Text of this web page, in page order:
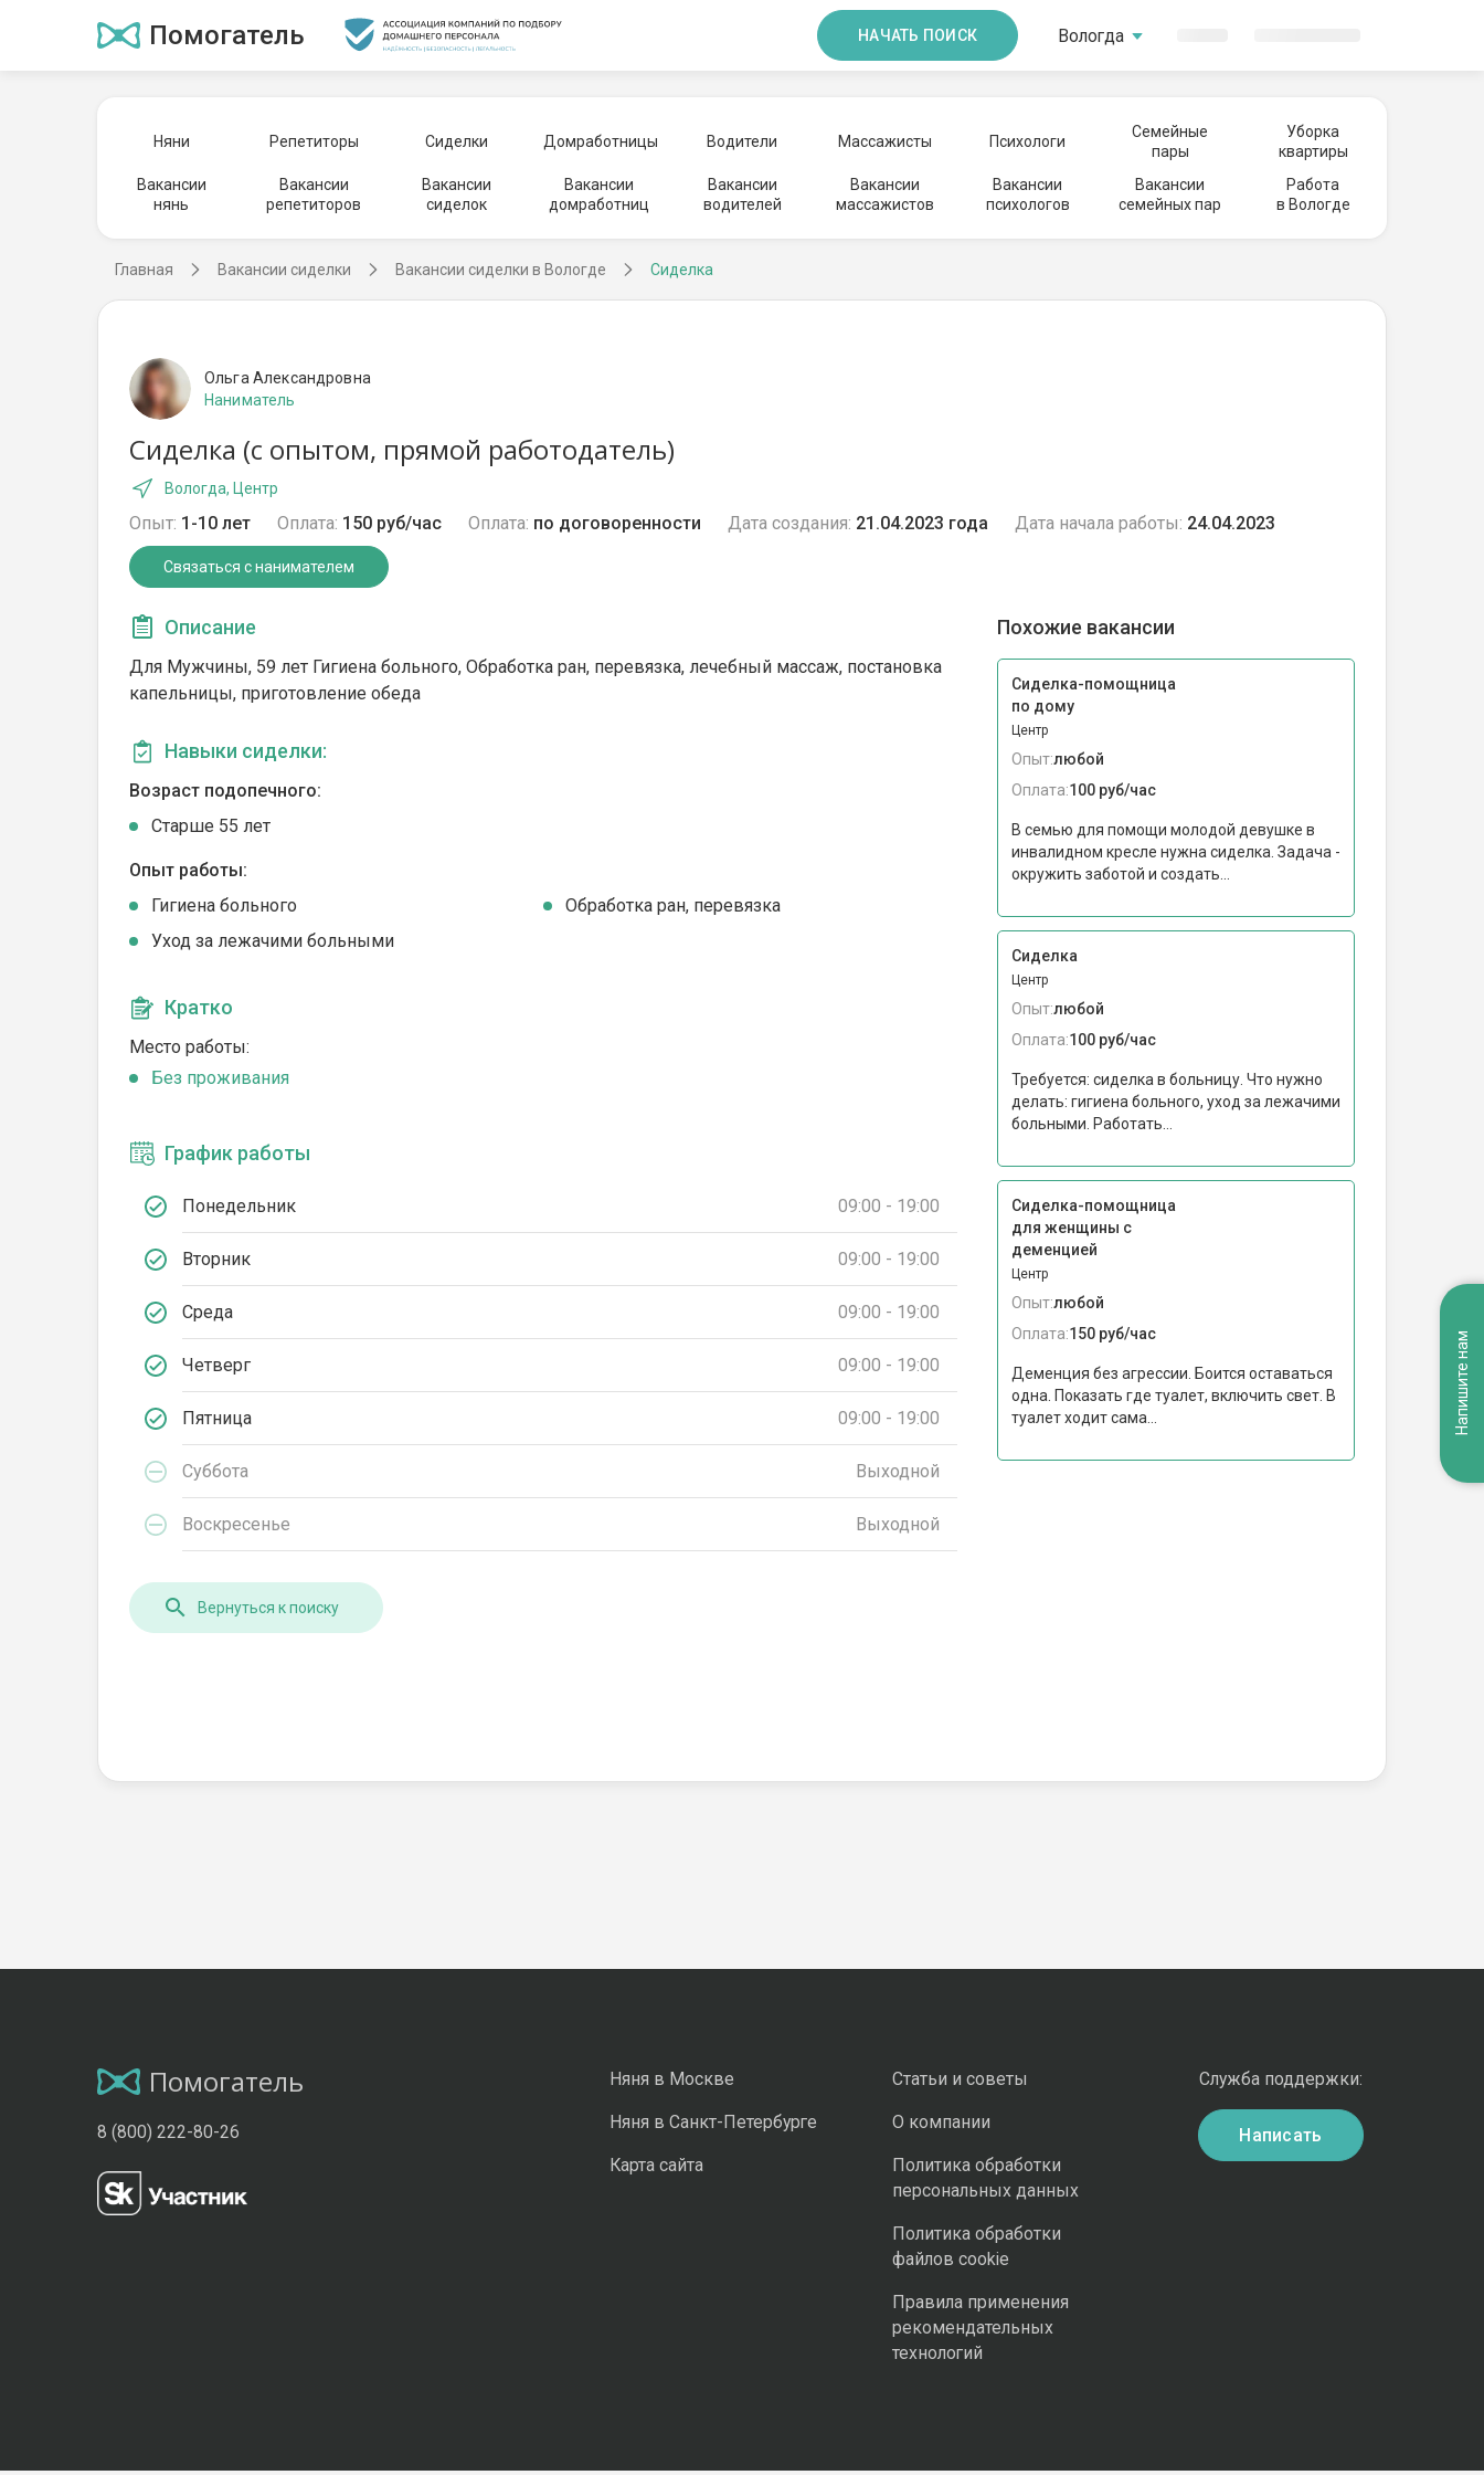
Помогатель НАЧАТЬ ПОИСК Вологда
Няни Репетиторы Сиделки Домработницы Водители Массажисты Психологи
Семейные
пары
Уборка
квартиры
Вакансии
нянь
Вакансии
репетиторов
Вакансии
сиделок
Вакансии
домработниц
Вакансии
водителей
Вакансии
массажистов
Вакансии
психологов
Вакансии
семейных пар
Работа
в Вологде
Главная Вакансии сиделки Вакансии сиделки в Вологде Сиделка
Ольга Александровна
Наниматель
Сиделка (с опытом, прямой работодатель)
Вологда, Центр
Опыт: 1-10 лет Оплата: 150 руб/час Оплата: по договоренности Дата создания: 21.04.2023 года Дата начала работы: 24.04.2023
Связаться с нанимателем
Описание
Для Мужчины, 59 лет Гигиена больного, Обработка ран, перевязка, лечебный массаж, постановка
капельницы, приготовление обеда
Навыки сиделки:
Возраст подопечного:
Cтарше 55 лет
Опыт работы:
Гигиена больного
Обработка ран, перевязка
Уход за лежачими больными
Кратко
Место работы:
Без проживания
График работы
Понедельник 09:00 - 19:00
Вторник 09:00 - 19:00
Среда 09:00 - 19:00
Четверг 09:00 - 19:00
Пятница 09:00 - 19:00
Суббота Выходной
Воскресенье Выходной
Похожие вакансии
Сиделка-помощница
по дому
Центр
Опыт:любой
Оплата:100 руб/час
В семью для помощи молодой девушке в
инвалидном кресле нужна сиделка. Задача -
окружить заботой и создать...
Сиделка
Центр
Опыт:любой
Оплата:100 руб/час
Требуется: сиделка в больницу. Что нужно
делать: гигиена больного, уход за лежачими
больными. Работать...
Сиделка-помощница
для женщины с
деменцией
Центр
Опыт:любой
Оплата:150 руб/час
Деменция без агрессии. Боится оставаться
одна. Показать где туалет, включить свет. В
туалет ходит сама...
Вернуться к поиску
Помогатель
8 (800) 222-80-26
Няня в Москве
Няня в Санкт-Петербурге
Карта сайта
Статьи и советы
О компании
Политика обработки
персональных данных
Политика обработки
файлов cookie
Правила применения
рекомендательных
технологий
Служба поддержки:
Написать
Напишите нам